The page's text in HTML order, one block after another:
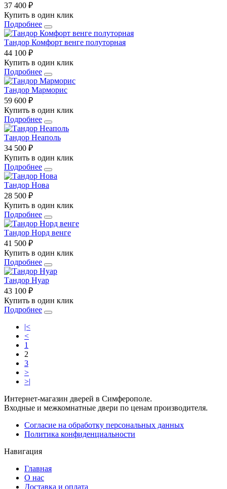
37 400 ₽
Купить в один клик
Подробнее
Тандор Комфорт венге полуторная
44 100 ₽
Купить в один клик
Подробнее
Тандор Марморис
59 600 ₽
Купить в один клик
Подробнее
Тандор Неаполь
34 500 ₽
Купить в один клик
Подробнее
Тандор Нова
28 500 ₽
Купить в один клик
Подробнее
Тандор Норд венге
41 500 ₽
Купить в один клик
Подробнее
Тандор Нуар
43 100 ₽
Купить в один клик
Подробнее
|<
<
1
2
3
>
>|
Интернет-магазин дверей в Симферополе.
Входные и межкомнатные двери по ценам производителя.
Согласие на обработку персональных данных
Политика конфиденциальности
Навигация
Главная
О нас
Доставка и оплата